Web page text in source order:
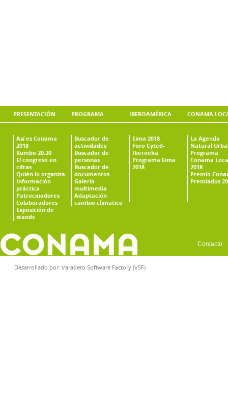
PRESENTACIÓN
Así es Conama
2018
Rumbo 20.30
El congreso en
cifras
Quién lo organiza
Información
práctica
Patrocinadores
Colaboradores
Exposición de
stands
PROGRAMA
Buscador de
actividades
Buscador de
personas
Buscador de
documentos
Galería
multimedia
Adaptación
cambio climatico
IBEROAMÉRICA
Eima 2018
Foro Cyted-
Iberoeka
Programa Eima
2018
CONAMA
La Agenda
Natural
Programa
Conama
2018
Premio
Premiados
Contacto
Desarrollado por: Varadero Software Factory (VSF)